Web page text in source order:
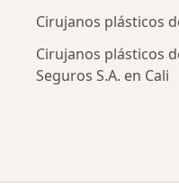
Cirujanos plásticos
Cirujanos plásticos
Seguros S.A. en Cali